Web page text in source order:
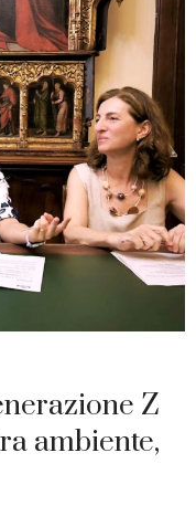
Z
ambiente,